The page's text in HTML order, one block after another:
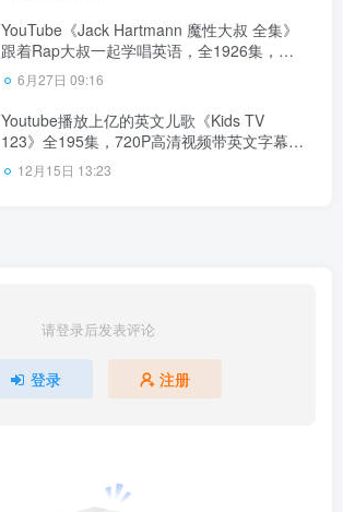
YouTube《Jack Hartmann 魔性大叔 全集》
跟着Rap大叔一起学唱英语，全1926集，
1080P高清视频带英文字幕，百度云网盘下
载！
6月27日 09:16
Youtube播放上亿的英文儿歌《Kids TV
123》全195集，720P高清视频带英文字幕，
带闪卡练习册，百度云网盘下载！
12月15日 13:23
请登录后发表评论
登录 注册